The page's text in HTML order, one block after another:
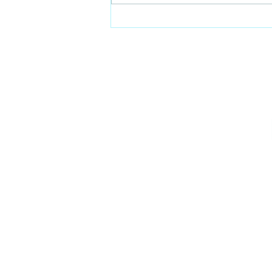
Juan Carlos Arias renuncia al